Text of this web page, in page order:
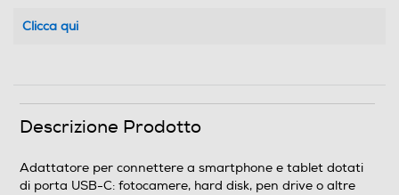
Clicca qui
Descrizione Prodotto
Adattatore per connettere a smartphone e tablet dotati
di porta USB-C: fotocamere, hard disk, pen drive o altre